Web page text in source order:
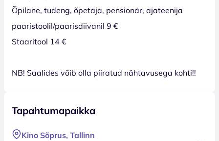
Õpilane, tudeng, õpetaja, pensionär, ajateenija
paaristoolil/paarisdiivanil 9 €
Staaritool 14 €
NB! Saalides võib olla piiratud nähtavusega kohti!!
Tapahtumapaikka
Kino Sõprus, Tallinn